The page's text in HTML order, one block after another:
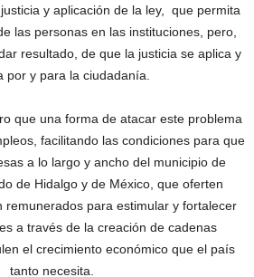
y aplicación de la ley, que permita
las personas en las instituciones, pero,
resultado, de que la justicia se aplica y
por y para la ciudadanía.
que una forma de atacar este problema
facilitando las condiciones para que
a lo largo y ancho del municipio de
de Hidalgo y de México, que oferten
remunerados para estimular y fortalecer
a través de la creación de cadenas
el crecimiento económico que el país
tanto necesita.